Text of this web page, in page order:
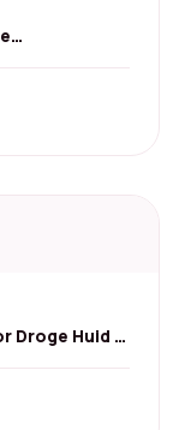
Droge Huid -